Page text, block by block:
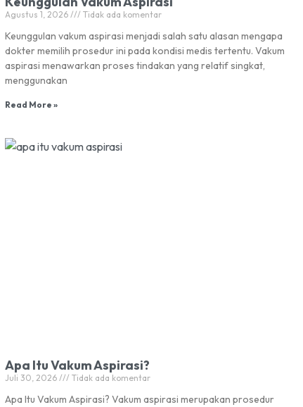
Agustus 1, 2026 Tidak ada komentar
Keunggulan vakum aspirasi menjadi salah satu alasan mengapa
dokter memilih prosedur ini pada kondisi medis tertentu. Vakum
aspirasi menawarkan proses tindakan yang relatif singkat,
menggunakan
Read More »
Apa Itu Vakum Aspirasi?
Juli 30, 2026 Tidak ada komentar
Apa Itu Vakum Aspirasi? Vakum aspirasi merupakan prosedur